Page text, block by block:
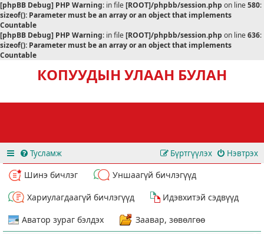
[phpBB Debug] PHP Warning: in file[ROOT]/phpbb/session.php on line580:
sizeof(): Parameter must be an array or an object that implements
Countable
[phpBB Debug] PHP Warning: in file[ROOT]/phpbb/session.php on line636:
sizeof(): Parameter must be an array or an object that implements
Countable
КОПУУДЫН УЛААН БУЛАН
Тусламж Нэвтрэх
Бүртгүүлэх
Шинэ бичлэг
Уншаагүй бичлэгүүд
Хариулагдаагүй бичлэгүүд
Идэвхитэй сэдвүүд
Аватор зураг бэлдэх
Заавар, зөвөлгөө